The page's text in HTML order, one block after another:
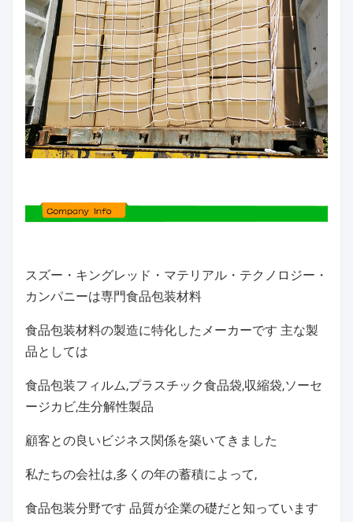
スズー・キングレッド・マテリアル・テクノロジー・
カンパニーは専門食品包装材料
食品包装材料の製造に特化したメーカーです 主な製
品としては
食品包装フィルム,プラスチック食品袋,収縮袋,ソーセ
ージカビ,生分解性製品
顧客との良いビジネス関係を築いてきました
私たちの会社は,多くの年の蓄積によって,
食品包装分野です 品質が企業の礎だと知っています